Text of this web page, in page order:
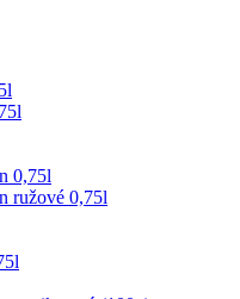
0,75l
ružové 0,75l